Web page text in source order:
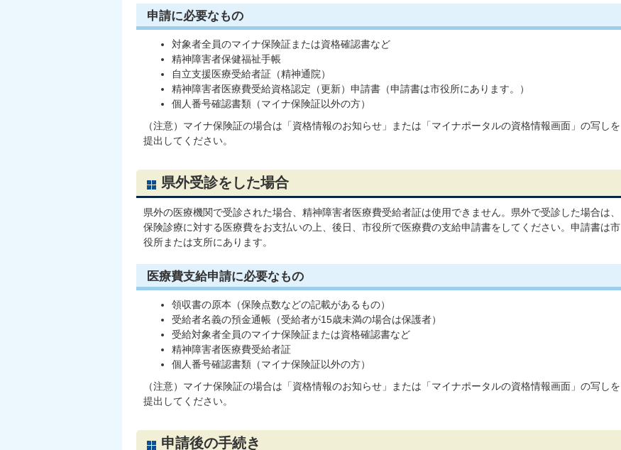
申請に必要なもの
対象者全員のマイナ保険証または資格確認書など
精神障害者保健福祉手帳
自立支援医療受給者証（精神通院）
精神障害者医療費受給資格認定（更新）申請書（申請書は市役所にあります。）
個人番号確認書類（マイナ保険証以外の方）
（注意）マイナ保険証の場合は「資格情報のお知らせ」または「マイナポータルの資格情報画面」の写しを
提出してください。
県外受診をした場合
県外の医療機関で受診された場合、精神障害者医療費受給者証は使用できません。県外で受診した場合は、
保険診療に対する医療費をお支払いの上、後日、市役所で医療費の支給申請書をしてください。申請書は市
役所または支所にあります。
医療費支給申請に必要なもの
領収書の原本（保険点数などの記載があるもの）
受給者名義の預金通帳（受給者が15歳未満の場合は保護者）
受給対象者全員のマイナ保険証または資格確認書など
精神障害者医療費受給者証
個人番号確認書類（マイナ保険証以外の方）
（注意）マイナ保険証の場合は「資格情報のお知らせ」または「マイナポータルの資格情報画面」の写しを
提出してください。
申請後の手続き